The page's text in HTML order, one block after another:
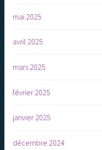
mai 2025
avril 2025
mars 2025
février 2025
janvier 2025
décembre 2024